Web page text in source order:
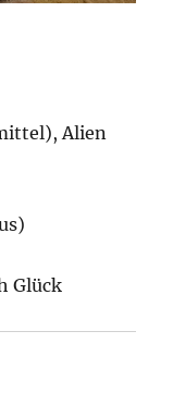
Alien
Glück